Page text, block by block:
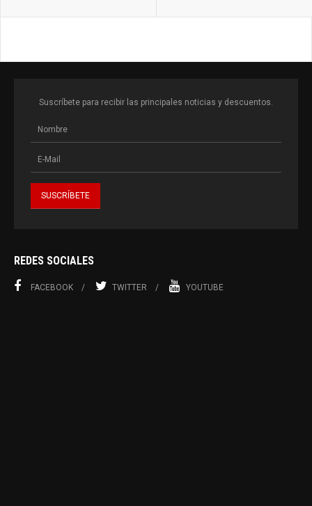
Suscríbete para recibir las principales noticias y descuentos.
REDES SOCIALES
FACEBOOK TWITTER YOUTUBE